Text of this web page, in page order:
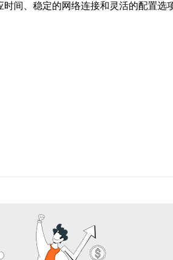
间、稳定的网络连接和灵活的配置选